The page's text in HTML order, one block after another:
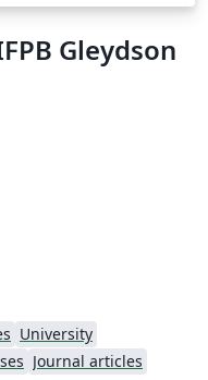
Gleydson
University
Journal articles